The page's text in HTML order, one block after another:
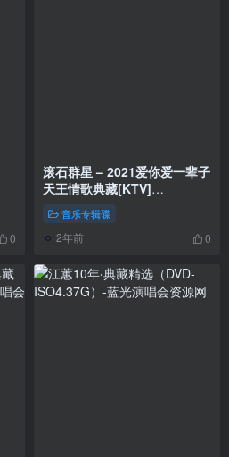
0
滚石群星 – 2021爱你爱一辈子
天王情歌典藏[KTV]
[DVDISO6.05G]
音乐专辑碟
2年前 0